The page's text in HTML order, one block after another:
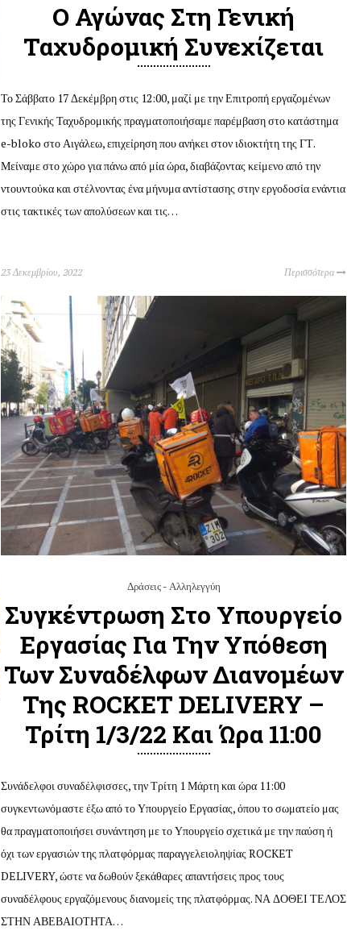
Ο Αγώνας Στη Γενική
Ταχυδρομική Συνεχίζεται
Το Σάββατο 17 Δεκέμβρη στις 12:00, μαζί με την Επιτροπή εργαζομένων
της Γενικής Ταχυδρομικής πραγματοποιήσαμε παρέμβαση στο κατάστημα
e-bloko στο Αιγάλεω, επιχείρηση που ανήκει στον ιδιοκτήτη της ΓΤ.
Μείναμε στο χώρο για πάνω από μία ώρα, διαβάζοντας κείμενο από την
ντουντούκα και στέλνοντας ένα μήνυμα αντίστασης στην εργοδοσία ενάντια
στις τακτικές των απολύσεων και τις…
23 Δεκεμβρίου, 2022 Περισσότερα
Δράσεις - Αλληλεγγύη
Συγκέντρωση Στο Υπουργείο
Εργασίας Για Την Υπόθεση
Των Συναδέλφων Διανομέων
Της ROCKET DELIVERY –
Τρίτη 1/3/22 Και Ώρα 11:00
Συνάδελφοι συναδέλφισσες, την Τρίτη 1 Μάρτη και ώρα 11:00
συγκεντωνόμαστε έξω από το Υπουργείο Εργασίας, όπου το σωματείο μας
θα πραγματοποιήσει συνάντηση με το Υπουργείο σχετικά με την παύση ή
όχι των εργασιών της πλατφόρμας παραγγελειοληψίας ROCKET
DELIVERY, ώστε να δωθούν ξεκάθαρες απαντήσεις προς τους
συναδέλφους εργαζόμενους διανομείς της πλατφόρμας. ΝΑ ΔΟΘΕΙ ΤΕΛΟΣ
ΣΤΗΝ ΑΒΕΒΑΙΟΤΗΤΑ…